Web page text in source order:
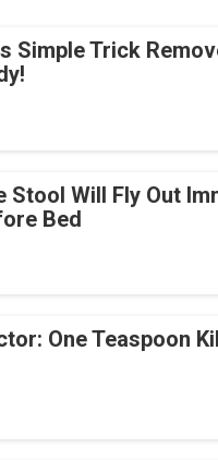
Simple Trick
Stool Will Fly Out
Bed
One Teaspoon